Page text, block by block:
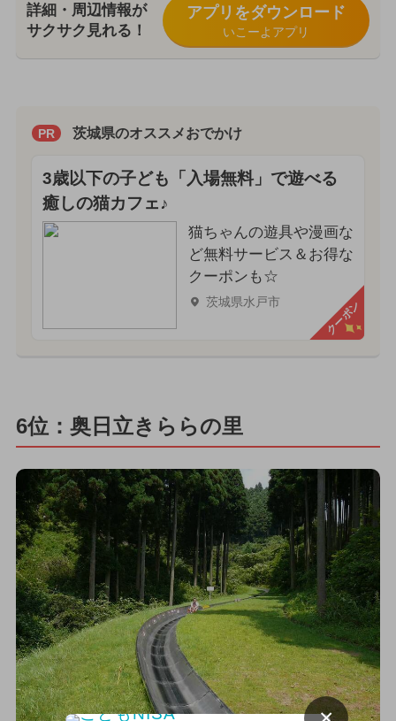
詳細・周辺情報が
サクサク見れる！
アプリをダウンロード
いこーよアプリ
PR 茨城県のオススメおでかけ
3歳以下の子ども「入場無料」で遊べる
癒しの猫カフェ♪
猫ちゃんの遊具や漫画な
ど無料サービス＆お得な
クーポンも☆
茨城県水戸市 クーポン
6位：奥日立きららの里